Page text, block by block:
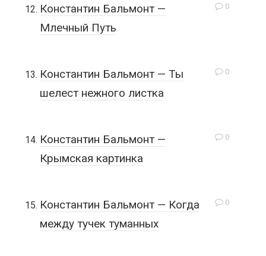
0
Константин Бальмонт —
Млечный Путь
0
Константин Бальмонт — Ты
шелест нежного листка
0
Константин Бальмонт —
Крымская картинка
0
Константин Бальмонт — Когда
между тучек туманных